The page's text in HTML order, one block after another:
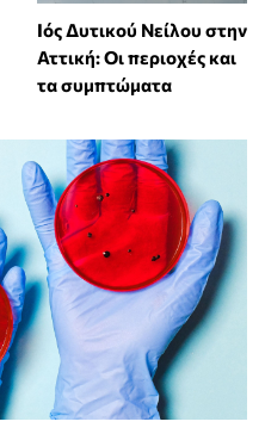
Ιός Δυτικού Νείλου στην
Αττική: Οι περιοχές και
τα συμπτώματα